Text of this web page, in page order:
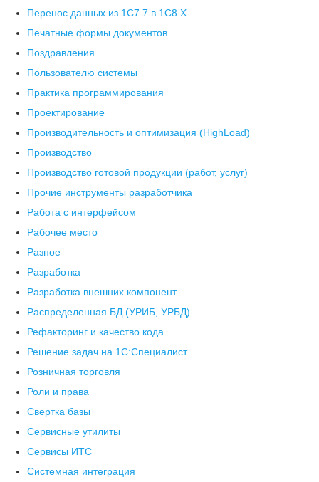
Перенос данных из 1С7.7 в 1C8.X
Печатные формы документов
Поздравления
Пользователю системы
Практика программирования
Проектирование
Производительность и оптимизация (HighLoad)
Производство
Производство готовой продукции (работ, услуг)
Прочие инструменты разработчика
Работа с интерфейсом
Рабочее место
Разное
Разработка
Разработка внешних компонент
Распределенная БД (УРИБ, УРБД)
Рефакторинг и качество кода
Решение задач на 1С:Специалист
Розничная торговля
Роли и права
Свертка базы
Сервисные утилиты
Сервисы ИТС
Системная интеграция